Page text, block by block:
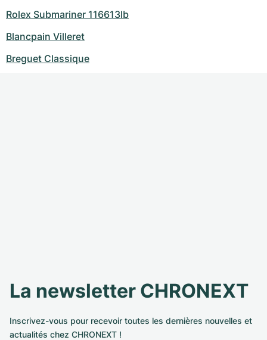
Rolex Submariner 116613lb
Blancpain Villeret
Breguet Classique
La newsletter CHRONEXT
Inscrivez-vous pour recevoir toutes les dernières nouvelles et
actualités chez CHRONEXT !